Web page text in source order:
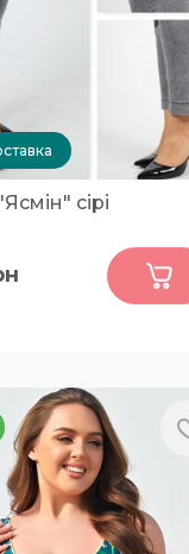
сірі